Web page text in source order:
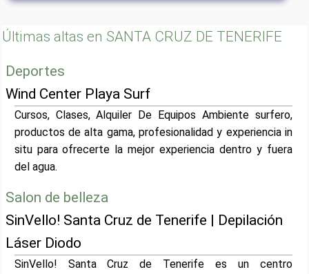
Últimas altas en SANTA CRUZ DE TENERIFE
Deportes
Wind Center Playa Surf
Cursos, Clases, Alquiler De Equipos Ambiente surfero,
productos de alta gama, profesionalidad y experiencia in
situ para ofrecerte la mejor experiencia dentro y fuera
del agua.
Salon de belleza
SinVello! Santa Cruz de Tenerife | Depilación
Láser Diodo
SinVello! Santa Cruz de Tenerife es un centro